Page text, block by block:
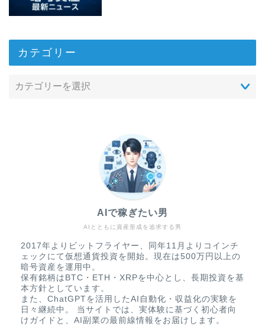
カテゴリー
AIとともに資産形成を追求する男
AIで稼ぎたい男
2017年よりビットフライヤー、同年11月よりコインチ
ェックにて仮想通貨投資を開始。現在は500万円以上の
暗号資産を運用中。
保有銘柄はBTC・ETH・XRPを中心とし、長期投資を基
本方針としています。
また、ChatGPTを活用したAI自動化・収益化の実験を
日々継続中。 当サイトでは、実体験に基づく初心者向
けガイドと、AI副業の最前線情報をお届けします。